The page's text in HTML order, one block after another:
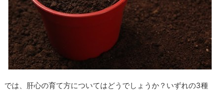
では、肝心の育て方についてはどうでしょうか？いずれの3種